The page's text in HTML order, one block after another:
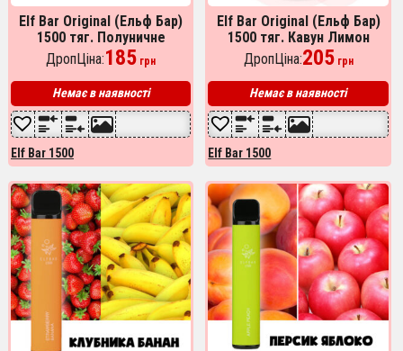
Elf Bar Original (Ельф Бар)
1500 тяг. Полуничне
морозиво (Strawberry ice
cream)
ДропЦіна:185 грн
Немає в наявності
Elf Bar 1500
Elf Bar Original (Ельф Бар)
1500 тяг. Кавун Лимон
(Watermelon Lemon)
ДропЦіна:205грн
Немає в наявності
Elf Bar 1500